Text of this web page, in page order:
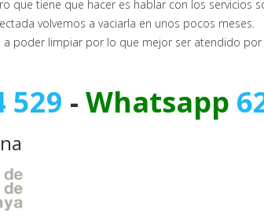
que tiene que hacer es hablar con los servicios
volvemos a vaciarla en unos pocos meses.
poder limpiar por lo que mejor ser atendido
529 - Whatsapp